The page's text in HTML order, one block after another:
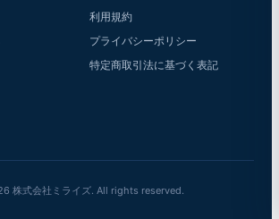
利用規約
プライバシーポリシー
特定商取引法に基づく表記
株式会社ミライズ. All rights reserved.